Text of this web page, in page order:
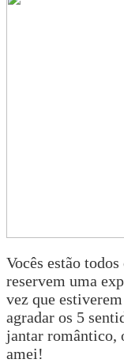
Vocês estão
reservem uma
vez que
agradar os 5
jantar romântico,
amei!